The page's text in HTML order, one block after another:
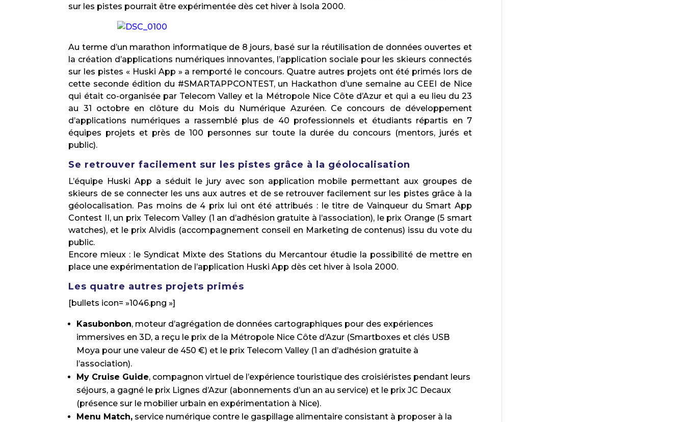
sur les pistes pourrait être expérimentée dès cet hiver à Isola 2000.
Au terme d’un marathon informatique de 8 jours, basé sur la réutilisation de données ouvertes et
la création d’applications numériques innovantes, l’application sociale pour les skieurs connectés
sur les pistes « Huski App » a remporté le concours. Quatre autres projets ont été primés lors de
cette seconde édition du #SMARTAPPCONTEST, un Hackathon d’une semaine au CEEI de Nice
qui était co-organisée par Telecom Valley et la Métropole Nice Côte d’Azur et qui a eu lieu du 23
au 31 octobre en clôture du Mois du Numérique Azuréen. Ce concours de développement
d’applications numériques a rassemblé plus de 40 professionnels et étudiants répartis en 7
équipes projets et près de 100 personnes sur toute la durée du concours (mentors, jurés et
public).
Se retrouver facilement sur les pistes grâce à la géolocalisation
L’équipe Huski App a séduit le jury avec son application mobile permettant aux groupes de
skieurs de se connecter les uns aux autres et de se retrouver facilement sur les pistes grâce à la
géolocalisation. Pas moins de 4 prix lui ont été attribués : le titre de Vainqueur du Smart App
Contest II, un prix Telecom Valley (1 an d’adhésion gratuite à l’association), le prix Orange (5 smart
watches), et le prix Alvidis (accompagnement conseil en Marketing de contenus) issu du vote du
public.
Encore mieux : le Syndicat Mixte des Stations du Mercantour étudie la possibilité de mettre en
place une expérimentation de l’application Huski App dès cet hiver à Isola 2000.
Les quatre autres projets primés
[bullets icon= »1046.png »]
Kasubonbon, moteur d’agrégation de données cartographiques pour des expériences
immersives en 3D, a reçu le prix de la Métropole Nice Côte d’Azur (Smartboxes et clés USB
Moya pour une valeur de 450 €) et le prix Telecom Valley (1 an d’adhésion gratuite à
l’association).
My Cruise Guide, compagnon virtuel de l’expérience touristique des croisiéristes pendant leurs
séjours, a gagné le prix Lignes d’Azur (abonnements d’un an au service) et le prix JC Decaux
(présence sur le mobilier urbain en expérimentation à Nice).
Menu Match, service numérique contre le gaspillage alimentaire consistant à proposer à la